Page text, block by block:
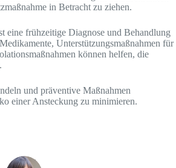
in Betracht zu ziehen.
eine frühzeitige Diagnose und Behandlung
Unterstützungsmaßnahmen für
können helfen, die
und präventive Maßnahmen
einer Ansteckung zu minimieren.